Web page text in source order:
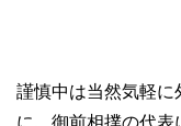
謹慎中は当然気軽に